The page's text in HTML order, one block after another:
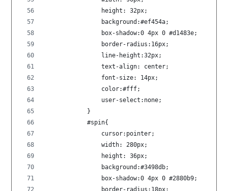
                height: 32px;
                background:#ef454a;
                box-shadow:0 4px 0 #d1483e;
                border-radius:16px;
                line-height:32px;
                text-align: center;
                font-size: 14px;
                color:#fff;
                user-select:none;
            }
            #spin{
                cursor:pointer;
                width: 280px;
                height: 36px;
                background:#3498db;
                box-shadow:0 4px 0 #2880b9;
                border-radius:18px;